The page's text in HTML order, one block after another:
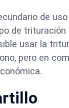
de
de
usar la
pero en